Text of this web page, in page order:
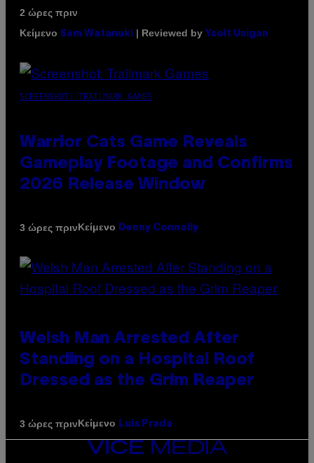
2 ώρες πριν
Κείμενο Sam Watanuki | Reviewed by Ysolt Usigan
SCREENSHOT: TRAILMARK GAMES
Warrior Cats Game Reveals
Gameplay Footage and Confirms
2026 Release Window
3 ώρες πρινΚείμενο Denny Connolly
Welsh Man Arrested After
Standing on a Hospital Roof
Dressed as the Grim Reaper
3 ώρες πρινΚείμενο Luis Prada
VICE
MEDIA